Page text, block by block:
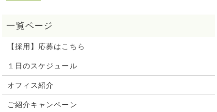
【採用】応募はこちら
１日のスケジュール
オフィス紹介
ご紹介キャンペーン